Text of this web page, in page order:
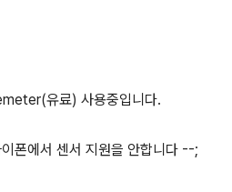
유료) 사용중입니다.
폰에서 센서 지원을 안합니다 --;